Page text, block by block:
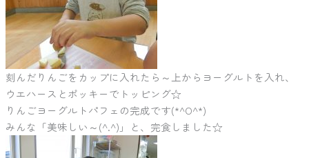
刻んだりんごをカップに入れたら～上からヨーグルトを入れ、
ウエハースとポッキーでトッピング☆
りんごヨーグルトパフェの完成です(*^O^*)
みんな「美味しい～(^.^)」と、完食しました☆